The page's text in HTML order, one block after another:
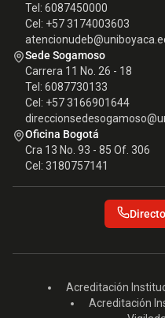
Tel: 6087450000
Cel: +57 3174003603
Sede Sogamoso
Carrera 11 No. 26 - 18
Tel: 6087730133
Cel: +57 3166901644
Oficina Bogotá
Cra 13 No. 93 - 85 Of. 306
Cel: 3180757141
Acreditación
Acreditación